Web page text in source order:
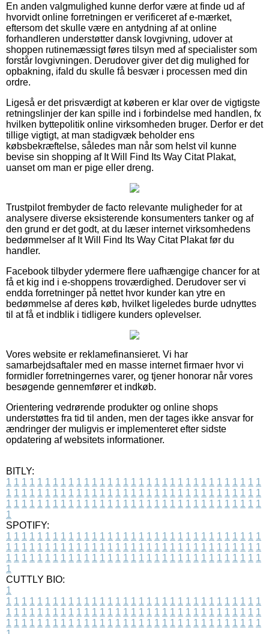
En anden valgmulighed kunne derfor være at finde ud af
hvorvidt online forretningen er verificeret af e-mærket,
eftersom det skulle være en antydning af at online
forhandleren understøtter dansk lovgivning, udover at
shoppen rutinemæssigt føres tilsyn med af specialister som
forstår lovgivningen. Derudover giver det dig mulighed for
opbakning, ifald du skulle få besvær i processen med din
ordre.
Ligeså er det prisværdigt at køberen er klar over de vigtigste
retningslinjer der kan spille ind i forbindelse med handlen, fx
hvilken byttepolitik online virksomheden bruger. Derfor er det
tillige vigtigt, at man stadigvæk beholder ens
købsbekræftelse, således man når som helst vil kunne
bevise sin shopping af It Will Find Its Way Citat Plakat,
uanset om man er pige eller dreng.
Trustpilot frembyder de facto relevante muligheder for at
analysere diverse eksisterende konsumenters tanker og af
den grund er det godt, at du læser internet virksomhedens
bedømmelser af It Will Find Its Way Citat Plakat før du
handler.
Facebook tilbyder ydermere flere uafhængige chancer for at
få et kig ind i e-shoppens troværdighed. Derudover ser vi
endda forretninger på nettet hvor kunder kan ytre en
bedømmelse af deres køb, hvilket ligeledes burde udnyttes
til at få et indblik i tidligere kunders oplevelser.
Vores website er reklamefinansieret. Vi har
samarbejdsaftaler med en masse internet firmaer hvor vi
formidler forretningernes varer, og tjener honorar når vores
besøgende gennemfører et indkøb.
Orientering vedrørende produkter og online shops
understøttes fra tid til anden, men der tages ikke ansvar for
ændringer der muligvis er implementeret efter sidste
opdatering af websitets informationer.
BITLY:
1 1 1 1 1 1 1 1 1 1 1 1 1 1 1 1 1 1 1 1 1 1 1 1 1 1 1 1 1 1 1 1 1
1 1 1 1 1 1 1 1 1 1 1 1 1 1 1 1 1 1 1 1 1 1 1 1 1 1 1 1 1 1 1 1 1
1 1 1 1 1 1 1 1 1 1 1 1 1 1 1 1 1 1 1 1 1 1 1 1 1 1 1 1 1 1 1 1 1
1
SPOTIFY:
1 1 1 1 1 1 1 1 1 1 1 1 1 1 1 1 1 1 1 1 1 1 1 1 1 1 1 1 1 1 1 1 1
1 1 1 1 1 1 1 1 1 1 1 1 1 1 1 1 1 1 1 1 1 1 1 1 1 1 1 1 1 1 1 1 1
1 1 1 1 1 1 1 1 1 1 1 1 1 1 1 1 1 1 1 1 1 1 1 1 1 1 1 1 1 1 1 1 1
1
CUTTLY BIO:
1
1 1 1 1 1 1 1 1 1 1 1 1 1 1 1 1 1 1 1 1 1 1 1 1 1 1 1 1 1 1 1 1 1
1 1 1 1 1 1 1 1 1 1 1 1 1 1 1 1 1 1 1 1 1 1 1 1 1 1 1 1 1 1 1 1 1
1 1 1 1 1 1 1 1 1 1 1 1 1 1 1 1 1 1 1 1 1 1 1 1 1 1 1 1 1 1 1 1 1